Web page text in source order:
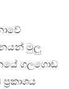
මුලු
ගලගොඩ